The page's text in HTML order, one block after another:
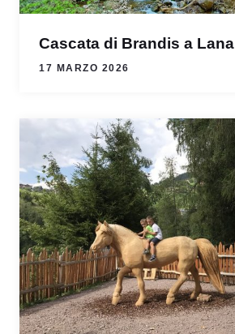
Cascata di Brandis a Lana
17 MARZO 2026